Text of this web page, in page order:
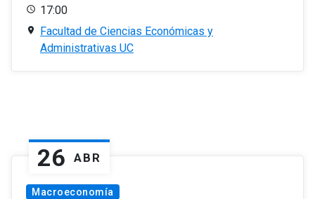
17:00
Facultad de Ciencias Económicas y
Administrativas UC
26 ABR
Macroeconomía